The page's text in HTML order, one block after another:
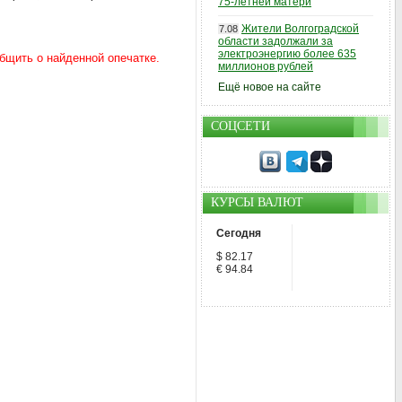
7.08 Жители Волгоградской
области задолжали за
электроэнергию более 635
миллионов рублей
Ещё новое на сайте
СОЦСЕТИ
КУРСЫ ВАЛЮТ
Сегодня
$ 82.17
€ 94.84